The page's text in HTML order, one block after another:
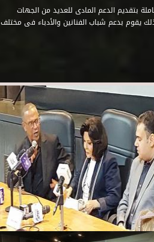
بتقديم الدعم المادى للعديد من الجهات
يقوم بدعم شباب الفنانين والأدباء فى مختلف